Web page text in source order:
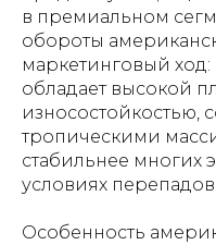
в премиальном
обороты
маркетинговый
обладает высокой
износостойкостью,
тропическими
стабильнее многих
условиях
Особенность